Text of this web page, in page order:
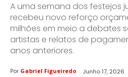
A uma semana dos festejos
recebeu novo reforço
milhões em meio a debates
artistas e relatos de
anos anteriores.
Por Gabriel Figueiredo Junho 17, 2026